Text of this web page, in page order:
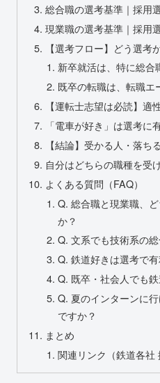
総合職の選考基準｜採用
現業職の選考基準｜採用
【選考フロー】どう選考
新卒就活は、特に総合
既卒の転職は、転職エ
【運転士志望は必読】適
「電車が好き」は選考に
【結論】受かる人・落ち
自分はどちらの職種を受
よくある質問（FAQ）
Q. 総合職と現業職、
か？
Q. 文系でも技術系の
Q. 鉄道好きは選考で
Q. 既卒・社会人でも
Q. 夏のインターンに
ですか？
まとめ
関連リンク（鉄道各社